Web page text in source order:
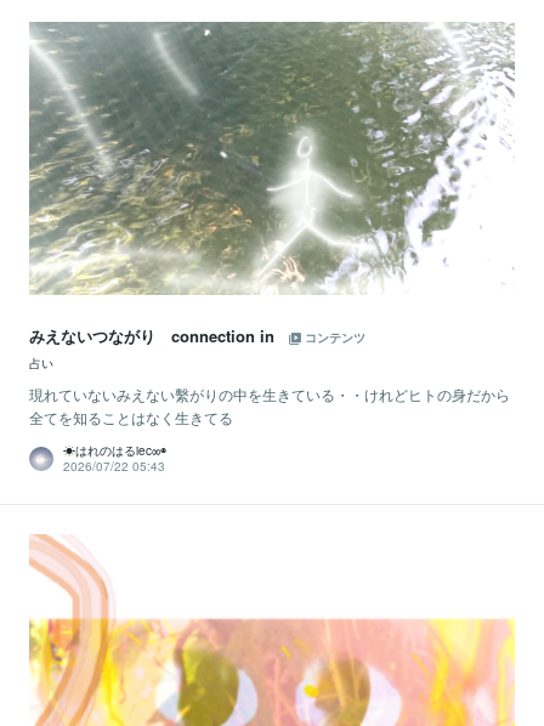
みえないつながり connection in
コンテンツ
占い
現れていないみえない繫がりの中を生きている・・けれどヒトの身だから
全てを知ることはなく生きてる
☀はれのはるiec∞◉
2026/07/22 05:43